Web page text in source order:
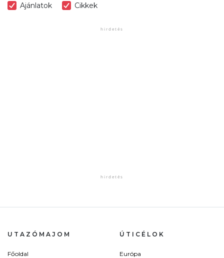
Ajánlatok Cikkek
UTAZÓMAJOM
Főoldal
ÚTICÉLOK
Európa